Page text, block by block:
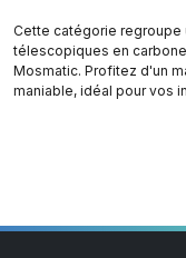
Cette catégorie regroupe
télescopiques en
Mosmatic. Profitez d'un
maniable, idéal pour vos